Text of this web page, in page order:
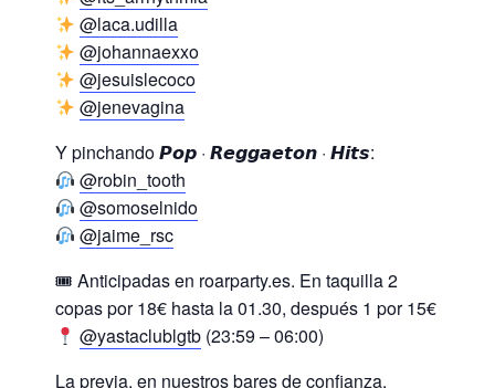
@laca.udilla
@johannaexxo
@jesuislecoco
@jenevagina
Y pinchando 𝙋𝙤𝙥 · 𝙍𝙚𝙜𝙜𝙖𝙚𝙩𝙤𝙣 · 𝙃𝙞𝙩𝙨:
@robin_tooth
@somoselnido
@jaime_rsc
🎟 Anticipadas en roarparty.es. En taquilla 2
copas por 18€ hasta la 01.30, después 1 por 15€
@yastaclublgtb (23:59 – 06:00)
La previa, en nuestros bares de confianza,